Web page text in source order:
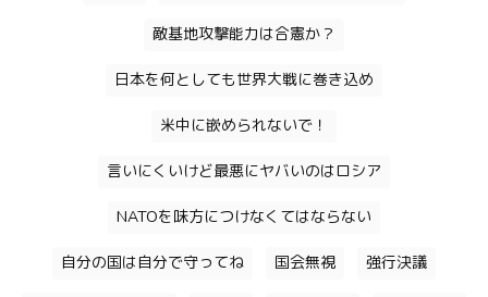
敵基地攻撃能力は合憲か？
日本を何としても世界大戦に巻き込め
米中に嵌められないで！
言いにくいけど最悪にヤバいのはロシア
NATOを味方につけなくてはならない
自分の国は自分で守ってね 国会無視 強行決議